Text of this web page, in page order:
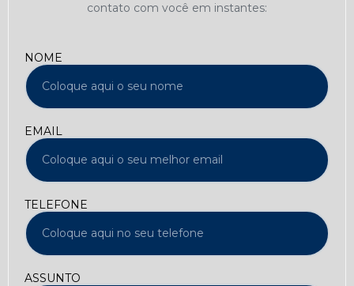
contato com você em instantes:
NOME
EMAIL
TELEFONE
ASSUNTO